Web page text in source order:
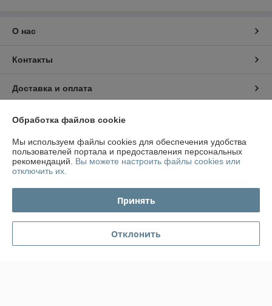
О нас
Контакты
Доставка и оплата
График работы
Полная версия сайта
Политика обработки cookies
Сайт создан на платформе Deal.by
Обработка файлов cookie
Мы используем файлы cookies для обеспечения удобства
пользователей портала и предоставления персональных
рекомендаций. Вы можете настроить файлы cookies или
отключить их.
Принять
Отклонить